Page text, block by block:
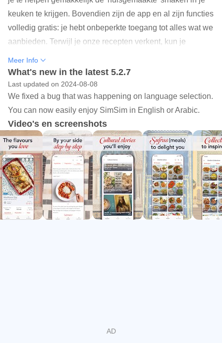
keuken te krijgen. Bovendien zijn de app en al zijn functies
volledig gratis: je hebt onbeperkte toegang tot alles wat we
aanbieden. Terwijl je onze recepten verkent, kun je
geschiedenis over de oorsprong van de recepten, hun
namen en kruiden.
Onze recepten komen allemaal van Tete Hiba, die al meer
dan 55 jaar voor vrienden en familie kookt. Deze recepten
zijn van generatie op generatie doorgegeven, van haar
moeder en haar moeder vóór haar, waarbij de smaken van
huisgemaakte Arabische gerechten behouden zijn
gebleven.
FUNCTIES:
- Koken gemakkelijk maken: onze gedetailleerde
- Weekplanner: Plan uw maaltijden gedurende de week
Meer Info
What's new in the latest 5.2.7
Last updated on 2024-08-08
We fixed a bug that was happening on language selection.
You can now easily enjoy SimSim in English or Arabic.
Video's en screenshots